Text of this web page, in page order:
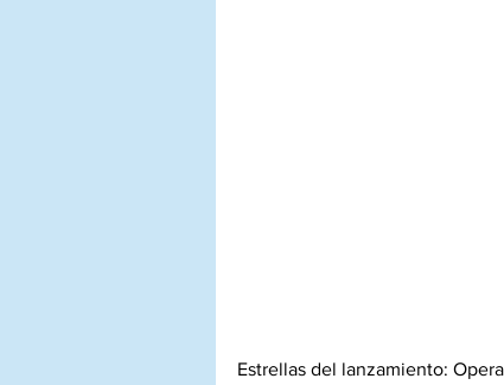
Estrellas del lanzamiento: